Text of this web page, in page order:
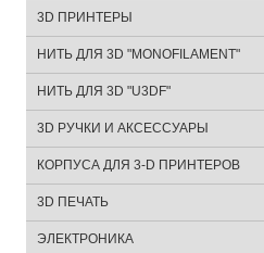
3D ПРИНТЕРЫ
НИТЬ ДЛЯ 3D "MONOFILAMENT"
Стандартный пластик ABS (20)
(11)
Стандартный пластик ABS flex
НИТЬ ДЛЯ 3D "U3DF"
Пластик ABS-X (24)
Пластик ABS Premium (33)
Пластик PLA (61)
3D РУЧКИ И АКСЕССУАРЫ
КОРПУСА ДЛЯ 3-D ПРИНТЕРОВ
3D ПЕЧАТЬ
Наши работы (6)
ЭЛЕКТРОНИКА